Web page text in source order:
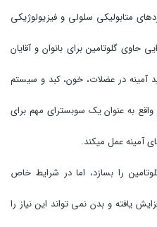
متابولیکی سلولی و فیزیولوژیکی
گلوتامین برای بانوان و آقایان
آمینه در عضلات، خون، کبد و سیستم
به عنوان یک سوبسترای مهم برای
آمینه عمل میکند.
را بسازد، اما در شرایط خاص
یافته و بدن نمی تواند این نیاز را